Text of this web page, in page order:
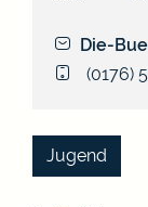
Die-
(0176)
Jugend